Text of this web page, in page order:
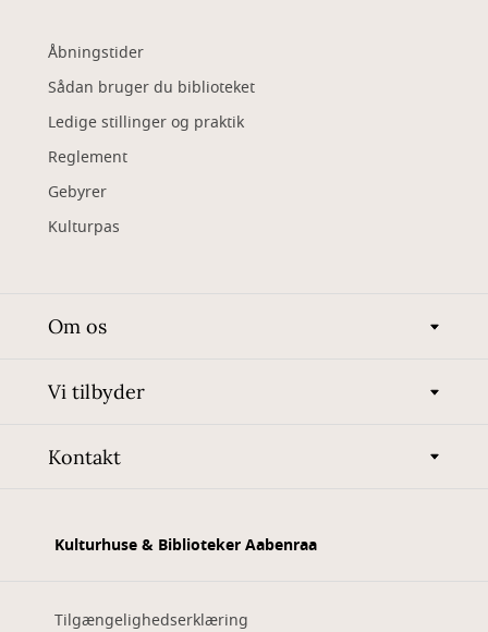
Åbningstider
Sådan bruger du biblioteket
Ledige stillinger og praktik
Reglement
Gebyrer
Kulturpas
Om os
Vi tilbyder
Kontakt
Kulturhuse & Biblioteker Aabenraa
Tilgængelighedserklæring